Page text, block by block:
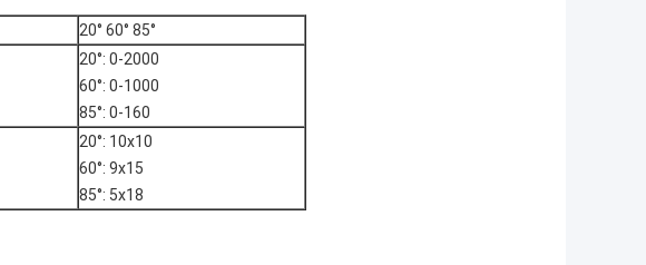
20° 60° 85°
20°: 0-2000
60°: 0-1000
85°: 0-160
20°: 10x10
60°: 9x15
85°: 5x18